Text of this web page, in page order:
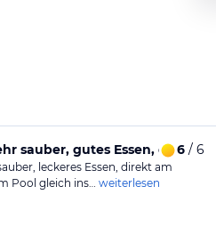
sauber, gutes Essen, direkt am
6/ 6
leckeres Essen, direkt am
Pool gleich ins… weiterlesen